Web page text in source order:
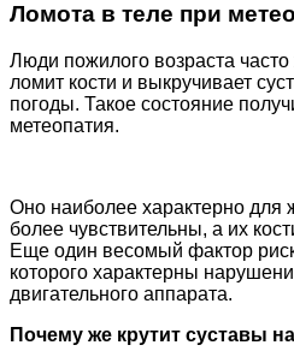
Ломота в теле при
Люди пожилого возраста
ломит кости и выкручивает
погоды. Такое состояние
метеопатия.
Оно наиболее характерно для
более чувствительны, а их
Еще один весомый фактор
которого характерны
двигательного аппарата.
Почему же крутит суставы